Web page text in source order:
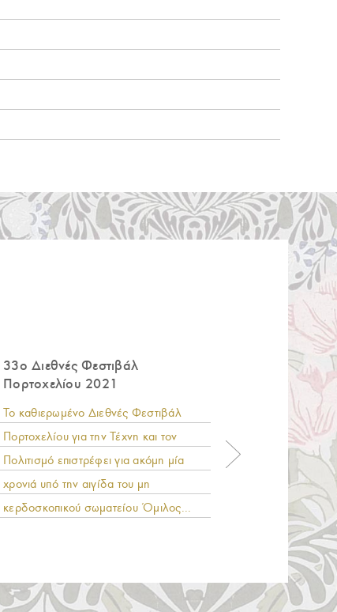
33ο Διεθνές Φεστιβάλ
Πορτοχελίου 2021
Το καθιερωμένο Διεθνές Φεστιβάλ
Πορτοχελίου για την Τέχνη και τον
Πολιτισμό επιστρέφει για ακόμη μία
χρονιά υπό την αιγίδα του μη
κερδοσκοπικού σωματείου Όμιλος...
του
2021
Στη
19η
του
μία